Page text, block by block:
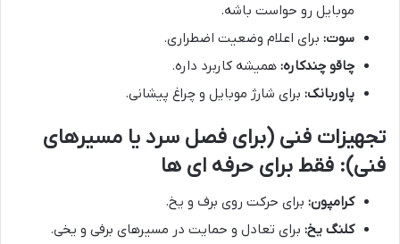
موبایل رو حواست باشه.
سوت: برای اعلام وضعیت اضطراری.
چاقو چندکاره: همیشه کاربرد داره.
پاوربانک: برای شارژ موبایل و چراغ پیشانی.
تجهیزات فنی (برای فصل سرد یا مسیرهای
فنی): فقط برای حرفه ای ها
کرامپون: برای حرکت روی برف و یخ.
کلنگ یخ: برای تعادل و حمایت در مسیرهای برفی و یخی.